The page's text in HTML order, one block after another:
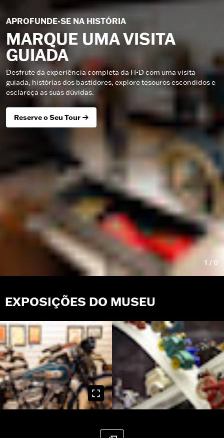
APROFUNDE-SE NA HISTÓRIA
MARQUE UMA VISITA
GUIADA
Desfrute da experiência completa da H-D com uma visita
guiada, histórias dos bastidores, explore tesouros escondidos e
esclareça as suas dúvidas.
Reserve o Seu Tour
1 / 0
EXPOSIÇÕES DO MUSEU